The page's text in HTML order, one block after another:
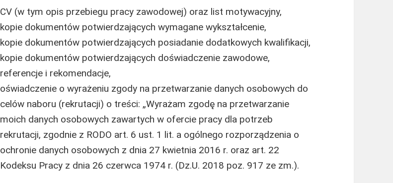
CV (w tym opis przebiegu pracy zawodowej) oraz list motywacyjny,
kopie dokumentów potwierdzających wymagane wykształcenie,
kopie dokumentów potwierdzających posiadanie dodatkowych kwalifikacji,
kopie dokumentów potwierdzających doświadczenie zawodowe,
referencje i rekomendacje,
oświadczenie o wyrażeniu zgody na przetwarzanie danych osobowych do
celów naboru (rekrutacji) o treści: „Wyrażam zgodę na przetwarzanie
moich danych osobowych zawartych w ofercie pracy dla potrzeb
rekrutacji, zgodnie z RODO art. 6 ust. 1 lit. a ogólnego rozporządzenia o
ochronie danych osobowych z dnia 27 kwietnia 2016 r. oraz art. 22
Kodeksu Pracy z dnia 26 czerwca 1974 r. (Dz.U. 2018 poz. 917 ze zm.).